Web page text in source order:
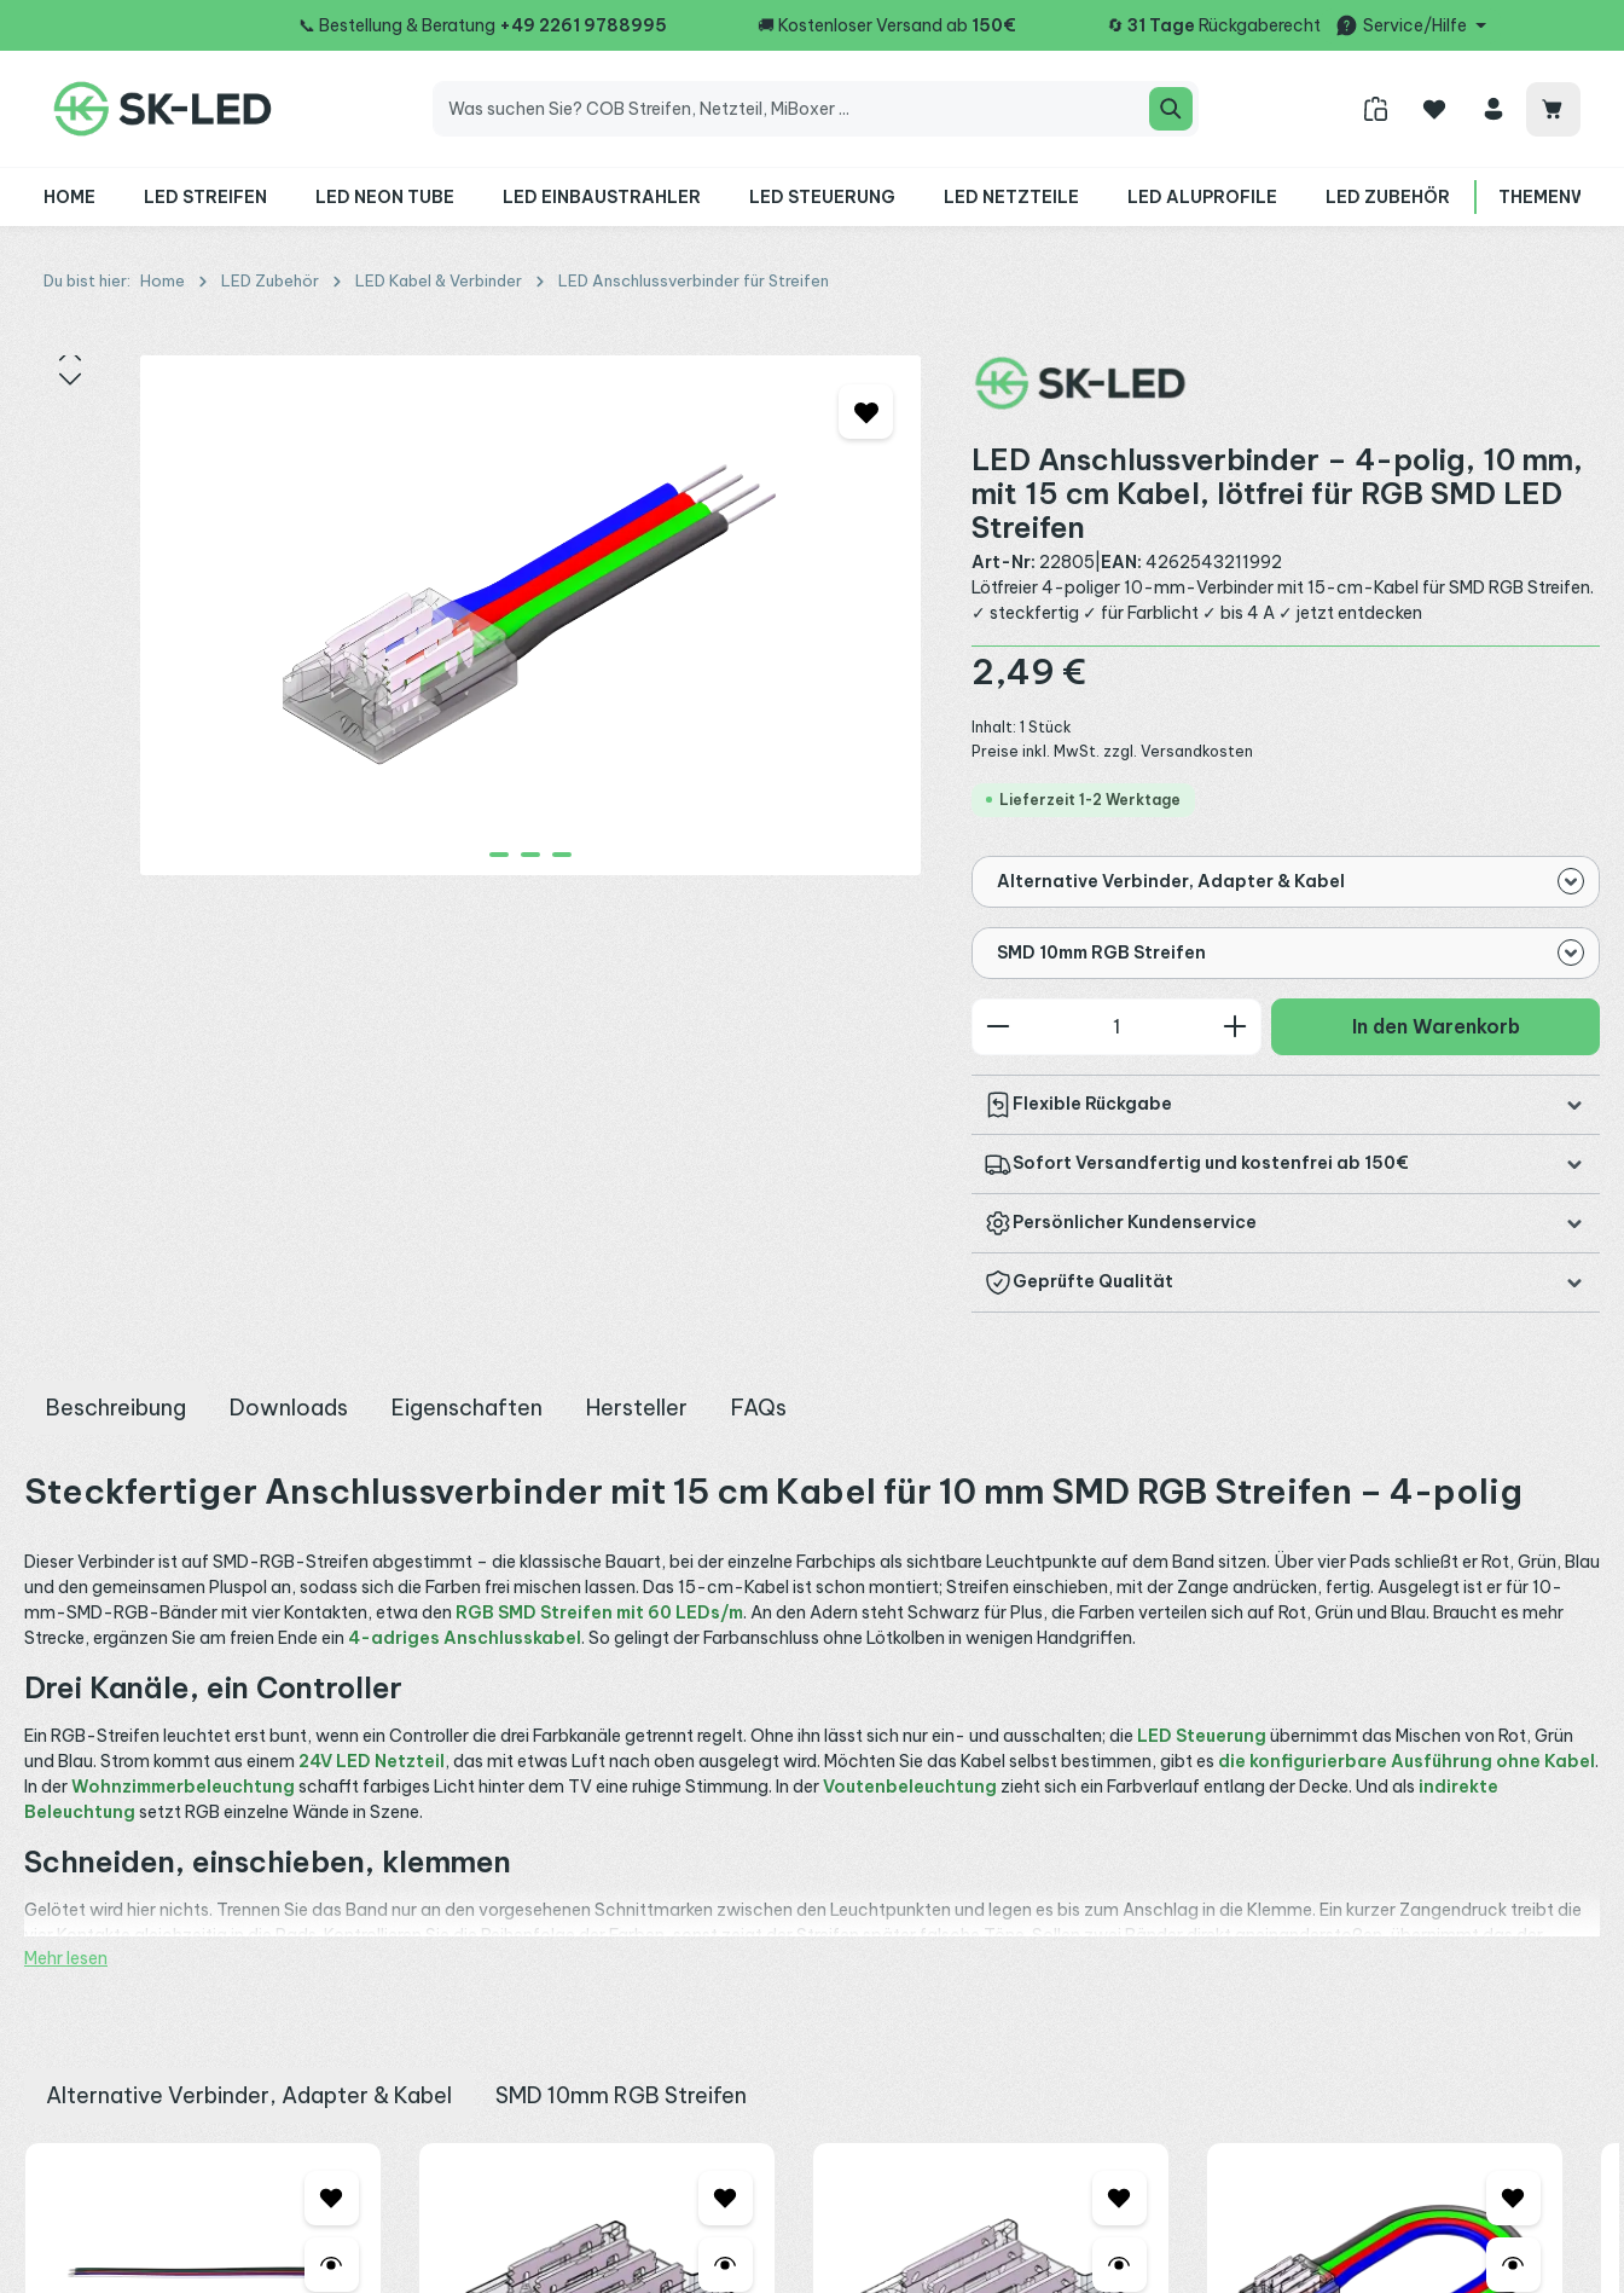
📞 Bestellung & Beratung +49 2261 9788995 🚚 Kostenloser Versand ab 150€ 🔄 31 Tage Rückgaberecht Service/Hilfe
HOME LED STREIFEN LED NEON TUBE LED EINBAUSTRAHLER LED STEUERUNG LED NETZTEILE LED ALUPROFILE LED ZUBEHÖR
Du bist hier: Home LED Zubehör LED Kabel & Verbinder LED Anschlussverbinder für Streifen
Bildergalerie überspringen
LED Anschlussverbinder – 4-polig, 10 mm,
mit 15 cm Kabel, lötfrei für RGB SMD LED
Streifen
Art-Nr: 22805 EAN: 4262543211992
Lötfreier 4-poliger 10-mm-Verbinder mit 15-cm-Kabel für SMD RGB Streifen.
✓ steckfertig ✓ für Farblicht ✓ bis 4 A ✓ jetzt entdecken
Regulärer Preis:
2,49 €
Inhalt: 1 Stück
Preise inkl. MwSt. zzgl. Versandkosten
Lieferzeit 1-2 Werktage
Alternative Verbinder, Adapter & Kabel
SMD 10mm RGB Streifen
Produkt Anzahl: Gib den gewünschten Wert
In den Warenkorb
Flexible Rückgabe
Sofort Versandfertig und kostenfrei ab 150€
Persönlicher Kundenservice
Geprüfte Qualität
Beschreibung Downloads Eigenschaften Hersteller FAQs
Steckfertiger Anschlussverbinder mit 15 cm Kabel für 10 mm SMD RGB Streifen – 4-polig
Dieser Verbinder ist auf SMD-RGB-Streifen abgestimmt – die klassische Bauart, bei der einzelne Farbchips als sichtbare Leuchtpunkte auf dem Band sitzen. Über vier Pads schließt er Rot, Grün, Blau
und den gemeinsamen Pluspol an, sodass sich die Farben frei mischen lassen. Das 15-cm-Kabel ist schon montiert; Streifen einschieben, mit der Zange andrücken, fertig. Ausgelegt ist er für 10-
mm-SMD-RGB-Bänder mit vier Kontakten, etwa den RGB SMD Streifen mit 60 LEDs/m. An den Adern steht Schwarz für Plus, die Farben verteilen sich auf Rot, Grün und Blau. Braucht es mehr
Strecke, ergänzen Sie am freien Ende ein 4-adriges Anschlusskabel. So gelingt der Farbanschluss ohne Lötkolben in wenigen Handgriffen.
Drei Kanäle, ein Controller
Ein RGB-Streifen leuchtet erst bunt, wenn ein Controller die drei Farbkanäle getrennt regelt. Ohne ihn lässt sich nur ein- und ausschalten; die LED Steuerung übernimmt das Mischen von Rot, Grün
und Blau. Strom kommt aus einem 24V LED Netzteil, das mit etwas Luft nach oben ausgelegt wird. Möchten Sie das Kabel selbst bestimmen, gibt es die konfigurierbare Ausführung ohne Kabel.
In derWohnzimmerbeleuchtung schafft farbiges Licht hinter dem TV eine ruhige Stimmung. In derVoutenbeleuchtung zieht sich ein Farbverlauf entlang der Decke. Und als indirekte
Beleuchtung setzt RGB einzelne Wände in Szene.
Schneiden, einschieben, klemmen
Gelötet wird hier nichts. Trennen Sie das Band nur an den vorgesehenen Schnittmarken zwischen den Leuchtpunkten und legen es bis zum Anschlag in die Klemme. Ein kurzer Zangendruck treibt die
vier Kontakte gleichzeitig in die Pads. Kontrollieren Sie die Reihenfolge der Farben, sonst zeigt der Streifen später falsche Töne. Sollen zwei Bänder direkt aneinanderstoßen, übernimmt das der
Strip-zu-Strip Verbinder für SMD RGB
Mehr als 4 A sollten nicht über einen Verbinder laufen, gezählt über alle Kanäle. Wie weit der Streifen reicht, hängt an seiner Leistung je Meter; rechnen Sie Watt durch Volt und halten Sie sich unter 4 A.
Als Spannung sind 5, 12 oder 24 V Gleichstrom möglich. Der Aufbau ist klar auf vier Pole festgelegt: Dreipolige CCT- und fünfpolige RGBW-Bänder gehören an andere Verbinder. Wegen IP20 bleibt
Mehr lesen
Alternative Verbinder, Adapter & Kabel SMD 10mm RGB Streifen